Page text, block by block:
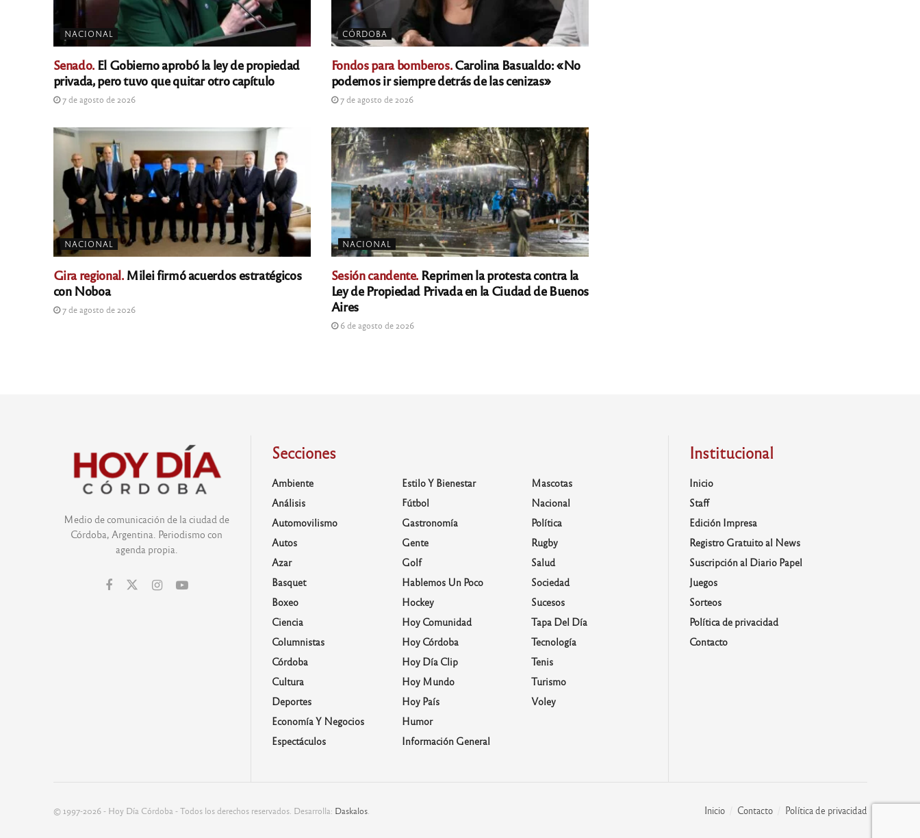
NACIONAL
Senado.El Gobierno aprobó la ley de propiedad
privada, pero tuvo que quitar otro capítulo
7 de agosto de 2026
CÓRDOBA
Fondos para bomberos.Carolina Basualdo: «No
podemos ir siempre detrás de las cenizas»
7 de agosto de 2026
NACIONAL
Gira regional.Milei firmó acuerdos estratégicos
con Noboa
7 de agosto de 2026
NACIONAL
Sesión candente. Reprimen la protesta contra la
Ley de Propiedad Privada en la Ciudad de Buenos
Aires
6 de agosto de 2026
Medio de comunicación de la ciudad de
Córdoba, Argentina. Periodismo con
agenda propia.
Secciones
Ambiente
Análisis
Automovilismo
Autos
Azar
Basquet
Boxeo
Ciencia
Columnistas
Córdoba
Cultura
Deportes
Economía Y Negocios
Espectáculos
Estilo Y Bienestar
Fútbol
Gastronomía
Gente
Golf
Hablemos Un Poco
Hockey
Hoy Comunidad
Hoy Córdoba
Hoy Día Clip
Hoy Mundo
Hoy País
Humor
Información General
Mascotas
Nacional
Política
Rugby
Salud
Sociedad
Sucesos
Tapa Del Día
Tecnología
Tenis
Turismo
Voley
Institucional
Inicio
Staff
Edición Impresa
Registro Gratuito al News
Suscripción al Diario Papel
Juegos
Sorteos
Política de privacidad
Contacto
Inicio Contacto Política de privacidad
© 1997-2026 - Hoy Día Córdoba - Todos los derechos reservados. Desarrolla: Daskalos.